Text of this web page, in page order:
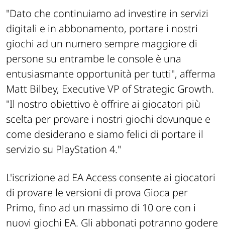
"Dato che continuiamo ad investire in servizi
digitali e in abbonamento, portare i nostri
giochi ad un numero sempre maggiore di
persone su entrambe le console è una
entusiasmante opportunità per tutti", afferma
Matt Bilbey, Executive VP of Strategic Growth.
"Il nostro obiettivo è offrire ai giocatori più
scelta per provare i nostri giochi dovunque e
come desiderano e siamo felici di portare il
servizio su PlayStation 4."
L'iscrizione ad EA Access consente ai giocatori
di provare le versioni di prova Gioca per
Primo, fino ad un massimo di 10 ore con i
nuovi giochi EA. Gli abbonati potranno godere